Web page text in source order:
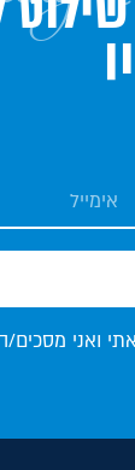
ואני מסכים/